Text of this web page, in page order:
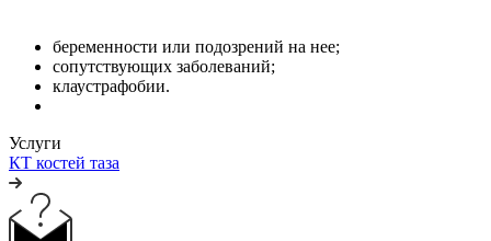
беременности или подозрений на нее;
сопутствующих заболеваний;
клаустрафобии.
Услуги
КТ костей таза